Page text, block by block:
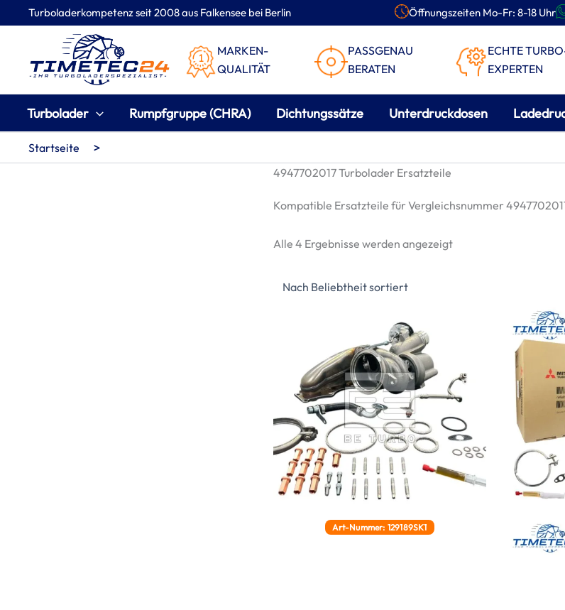
Turboladerkompetenz seit 2008 aus Falkensee bei Berlin Öffnungszeiten Mo-Fr: 8-18 Uhr
MARKEN-
QUALITÄT
PASSGENAU
BERATEN
ECHTE
EXPERTEN
Turbolader Rumpfgruppe (CHRA) Dichtungssätze Unterdruckdosen
Inhalt
Startseite >
4947702017 Turbolader Ersatzteile
Kompatible Ersatzteile für Vergleichsnummer
Alle 4 Ergebnisse werden angezeigtNach
Art-Nummer: 129189SK1